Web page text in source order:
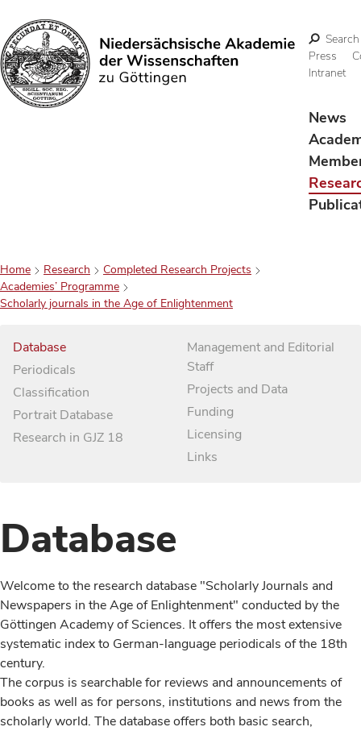
Search
Search
Press
Intranet
News
Home Research
Completed Research Projects
Academies’ Programme
Scholarly journals in the Age of Enlightenment
Database
Periodicals
Classification
Portrait Database
Research in GJZ 18
Management and Editorial
Staff
Projects and Data
Funding
Licensing
Links
Database
Welcome to the research database "Scholarly Journals and
Newspapers in the Age of Enlightenment" conducted by the
Göttingen Academy of Sciences. It offers the most extensive
systematic index to German-language periodicals of the 18th
century.
The corpus is searchable for reviews and announcements of
books as well as for persons, institutions and news from the
scholarly world. The database offers both basic search,